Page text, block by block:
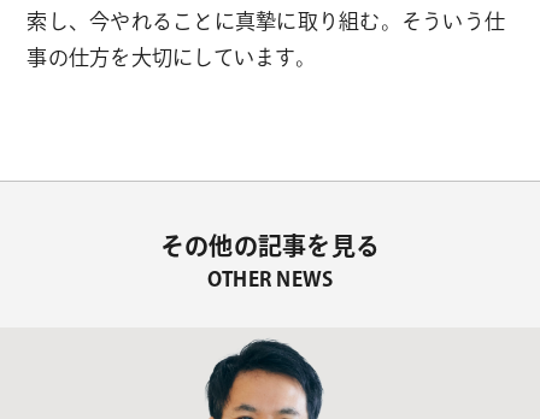
索し、今やれることに真摯に取り組む。そういう仕
事の仕方を大切にしています。
その他の記事を見る
OTHER NEWS